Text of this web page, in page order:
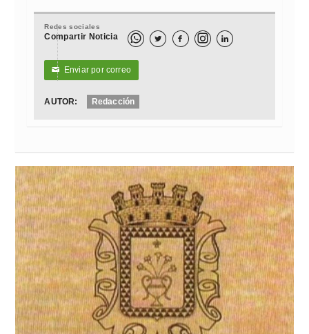
Redes sociales
Compartir Noticia   
✉ Enviar por correo
AUTOR: Redacción